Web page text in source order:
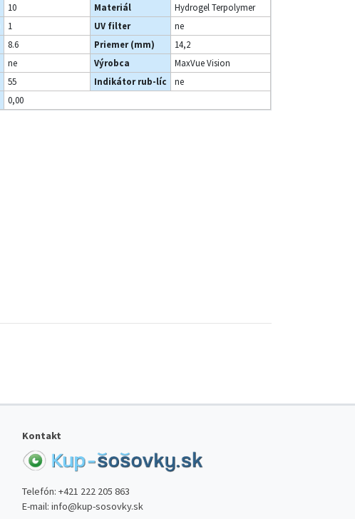
10 Materiál
Hydrogel Terpolymer
1 UV filter
ne
8.6 Priemer (mm)
14,2
ne Výrobca
MaxVue Vision
55 Indikátor rub-líc
ne
0,00
Kontakt
Telefón: +421 222 205 863
E-mail: info@kup-sosovky.sk